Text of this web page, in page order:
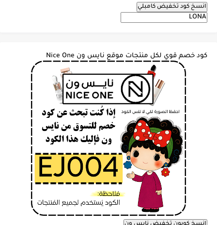
انسخ كود تخفيض كامبلي
كود خصم قوي لكل منتجات موقع نايس ون Nice One